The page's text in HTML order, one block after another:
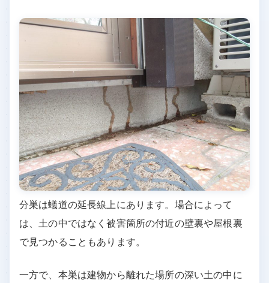
分巣は蟻道の延長線上にあります。場合によって
は、土の中ではなく被害箇所の付近の壁裏や屋根裏
で見つかることもあります。
一方で、本巣は建物から離れた場所の深い土の中に